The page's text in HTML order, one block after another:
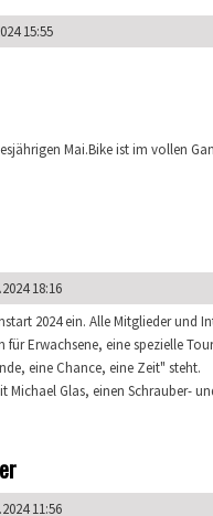
15:55
Mai.Bike ist im vollen
18:16
2024 ein. Alle Mitglieder und
Erwachsene, eine spezielle
eine Chance, eine Zeit" steht.
Glas, einen Schrauber-
11:56